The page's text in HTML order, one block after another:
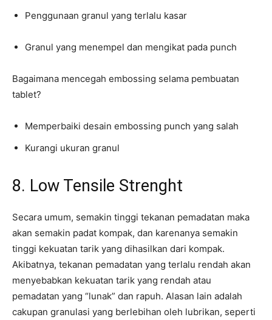
Penggunaan granul yang terlalu kasar
Granul yang menempel dan mengikat pada punch
Bagaimana mencegah embossing selama pembuatan
tablet?
Memperbaiki desain embossing punch yang salah
Kurangi ukuran granul
8. Low Tensile Strenght
Secara umum, semakin tinggi tekanan pemadatan maka
akan semakin padat kompak, dan karenanya semakin
tinggi kekuatan tarik yang dihasilkan dari kompak.
Akibatnya, tekanan pemadatan yang terlalu rendah akan
menyebabkan kekuatan tarik yang rendah atau
pemadatan yang “lunak” dan rapuh. Alasan lain adalah
cakupan granulasi yang berlebihan oleh lubrikan, seperti